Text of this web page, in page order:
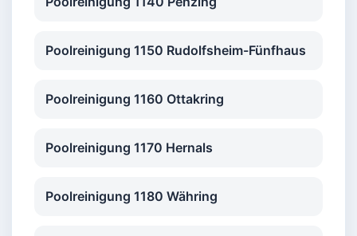
Poolreinigung 1150 Rudolfsheim-Fünfhaus
Poolreinigung 1160 Ottakring
Poolreinigung 1170 Hernals
Poolreinigung 1180 Währing